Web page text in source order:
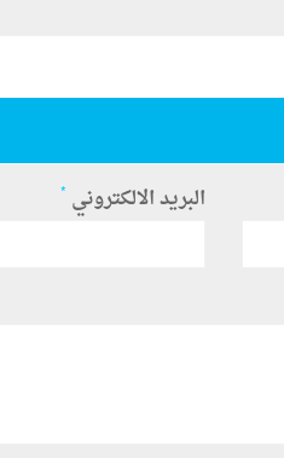
البريد الالكتروني *